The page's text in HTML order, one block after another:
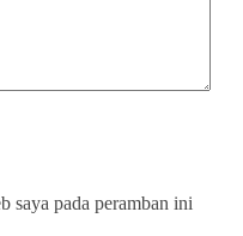
saya pada peramban ini